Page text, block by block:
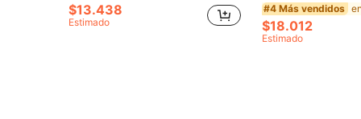
$13.438
Estimado
#4 Más vendidos
$18.012
Estimado